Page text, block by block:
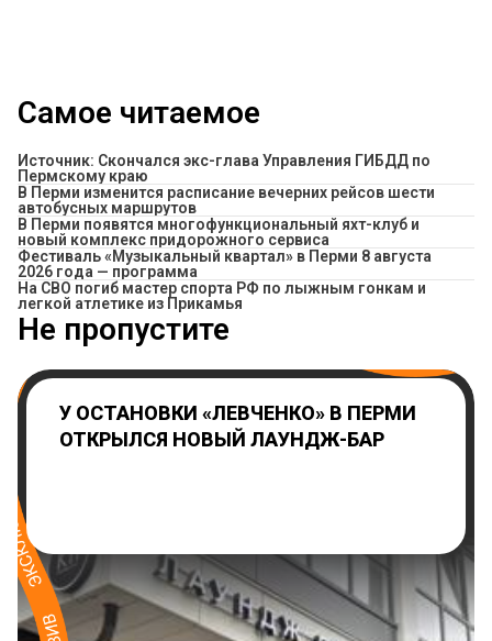
Самое читаемое
Источник: Скончался экс-глава Управления ГИБДД по
Пермскому краю
​В Перми изменится расписание вечерних рейсов шести
автобусных маршрутов
В Перми появятся многофункциональный яхт-клуб и
новый комплекс придорожного сервиса
Фестиваль «Музыкальный квартал» в Перми 8 августа
2026 года — программа
На СВО погиб мастер спорта РФ по лыжным гонкам и
легкой атлетике из Прикамья
Не пропустите
У ОСТАНОВКИ «ЛЕВЧЕНКО» В ПЕРМИ
ОТКРЫЛСЯ НОВЫЙ ЛАУНДЖ-БАР